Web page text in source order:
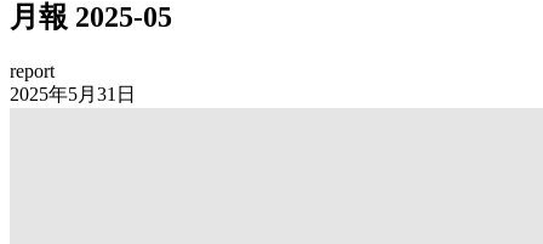
月報 2025-05
report
2025年5月31日